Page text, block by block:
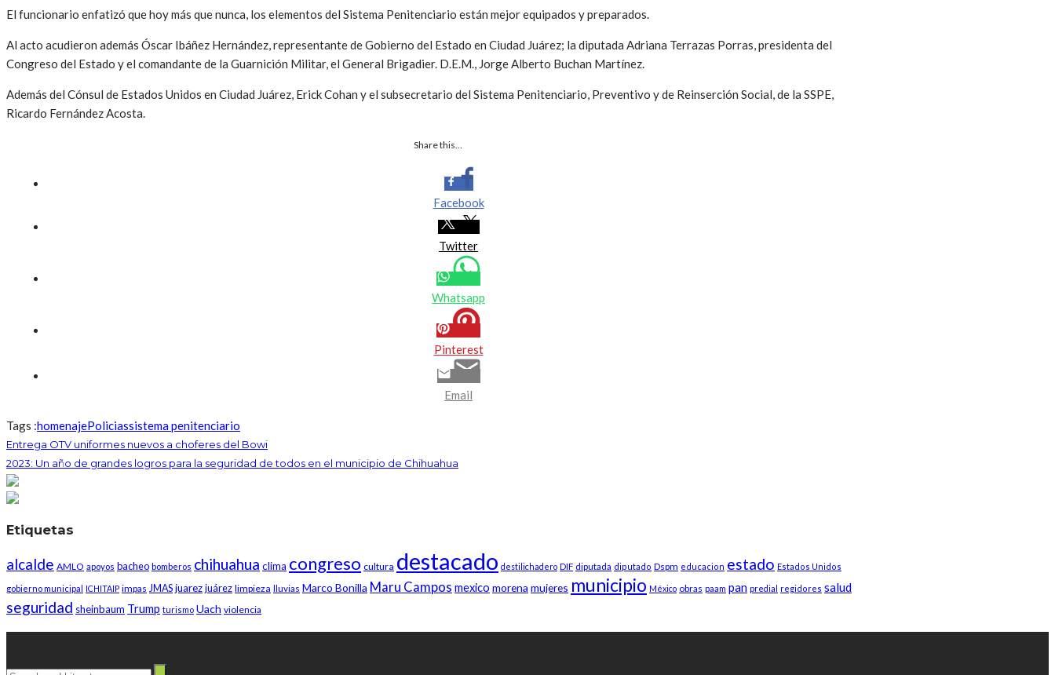
El funcionario enfatizó que hoy más que nunca, los elementos del Sistema Penitenciario están mejor equipados y preparados.
Al acto acudieron además Óscar Ibáñez Hernández, representante de Gobierno del Estado en Ciudad Juárez; la diputada Adriana Terrazas Porras, presidenta del
Congreso del Estado y el comandante de la Guarnición Militar, el General Brigadier. D.E.M., Jorge Alberto Buchan Martínez.
Además del Cónsul de Estados Unidos en Ciudad Juárez, Erick Cohan y el subsecretario del Sistema Penitenciario, Preventivo y de Reinserción Social, de la SSPE,
Ricardo Fernández Acosta.
Share this…
Facebook
Twitter
Whatsapp
Pinterest
Email
Tags :homenajePoliciassistema penitenciario
Entrega OTV uniformes nuevos a choferes del Bowi
2023: Un año de grandes logros para la seguridad de todos en el municipio de Chihuahua
Etiquetas
alcalde AMLO apoyos bacheo bomberos chihuahua clima congreso cultura destacado destilichadero DIF diputada diputado Dspm educacion estado Estados Unidos
gobierno municipal ICHITAIP impas JMAS juarezjuárez limpieza lluvias Marco Bonilla Maru Campos mexico morena mujeres municipio México obras paam pan predial regidores salud
seguridad sheinbaum Trump turismo Uach violencia